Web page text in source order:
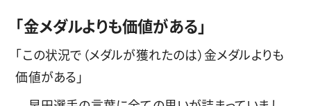
「金メダルよりも価値がある」
「この状況で（メダルが獲れたのは）金メダルよりも
価値がある」